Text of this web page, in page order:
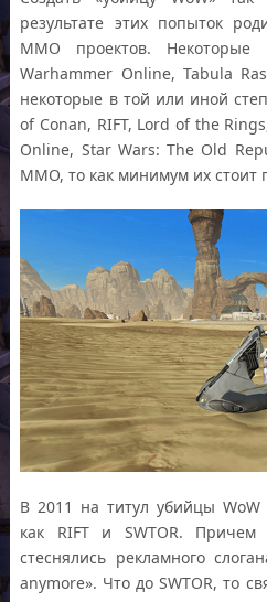
результате этих попыток
ММО проектов. Некоторые
Warhammer Online, Tabula
некоторые в той или иной
of Conan, RIFT, Lord of the
Online, Star Wars: The Old
MMO, то как минимум их стоит
В 2011 на титул убийцы
как RIFT и SWTOR.
стеснялись рекламного
anymore». Что до SWTOR, то